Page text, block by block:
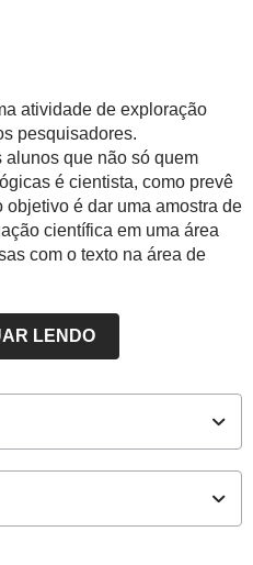
atividade de exploração
pesquisadores.
alunos que não só quem
é cientista, como prevê
é dar uma amostra de
científica em uma área
com o texto na área de
LENDO